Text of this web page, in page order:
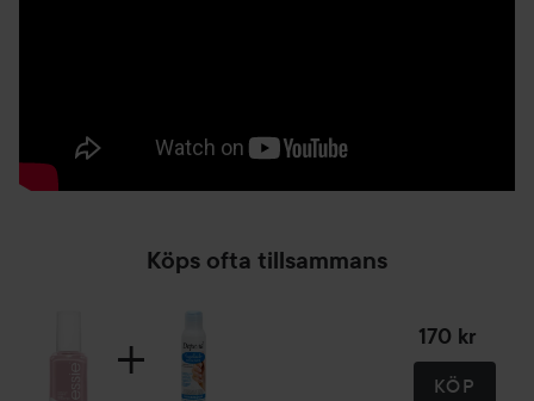
Köps ofta tillsammans
170 kr
KÖP